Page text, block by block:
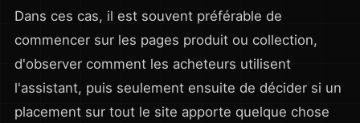
Dans ces cas, il est souvent préférable de
commencer sur les pages produit ou collection,
d'observer comment les acheteurs utilisent
l'assistant, puis seulement ensuite de décider si un
placement sur tout le site apporte quelque chose